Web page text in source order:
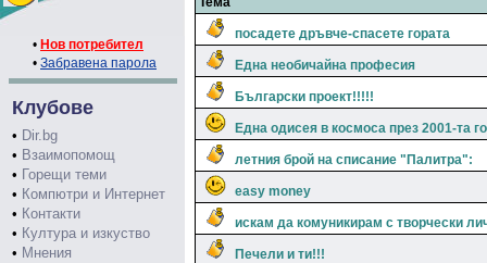
• Нов потребител
• Забравена парола
Клубове
• Dir.bg
• Взаимопомощ
• Горещи теми
• Компютри и Интернет
• Контакти
• Култура и изкуство
• Мнения
посадете дръвче-спасете гората
Една необичайна професия
Български проект!!!!!
Една одисея в космоса през 2001-та
летния брой на списание "Палитра":
easy money
искам да комуникирам с творчески
Печели и ти!!!